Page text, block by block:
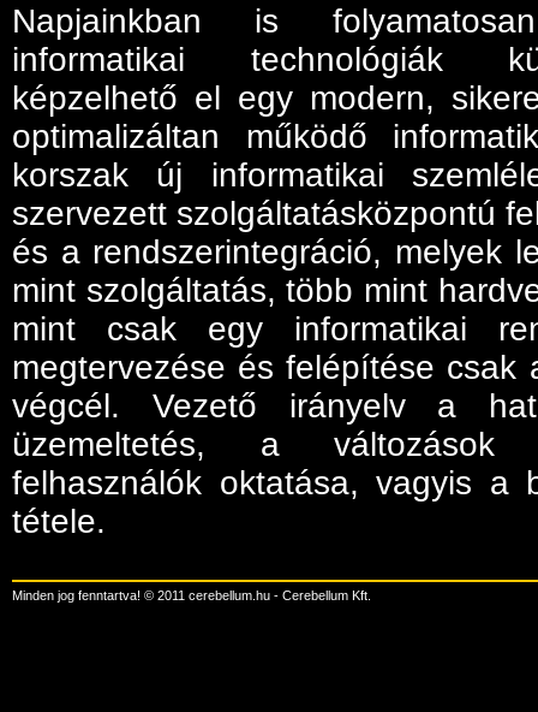
Napjainkban is
informatikai technológiák
képzelhető el egy modern,
optimalizáltan működő
korszak új informatikai
szervezett szolgáltatásközpontú
és a rendszerintegráció, melyek
mint szolgáltatás, több mint
mint csak egy informatikai
megtervezése és felépítése csak
végcél. Vezető irányelv a
üzemeltetés, a változások
felhasználók oktatása, vagyis a
tétele.
Minden jog fenntartva! © 2011 cerebellum.hu - Cerebellum Kft.